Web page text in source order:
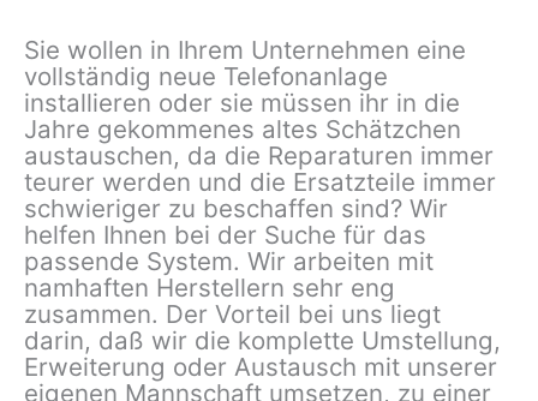
Sie wollen in Ihrem Unternehmen eine
vollständig neue Telefonanlage
installieren oder sie müssen ihr in die
Jahre gekommenes altes Schätzchen
austauschen, da die Reparaturen immer
teurer werden und die Ersatzteile immer
schwieriger zu beschaffen sind? Wir
helfen Ihnen bei der Suche für das
passende System. Wir arbeiten mit
namhaften Herstellern sehr eng
zusammen. Der Vorteil bei uns liegt
darin, daß wir die komplette Umstellung,
Erweiterung oder Aus­tausch mit unserer
eigenen Mannschaft umsetzen, zu einer